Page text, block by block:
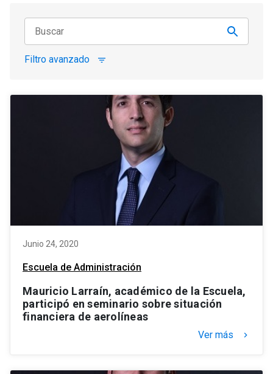
Filtro avanzado filter_list
Junio 24, 2020
Escuela de Administración
Mauricio Larraín, académico de la Escuela,
participó en seminario sobre situación
financiera de aerolíneas
Ver más keyboard_arrow_right